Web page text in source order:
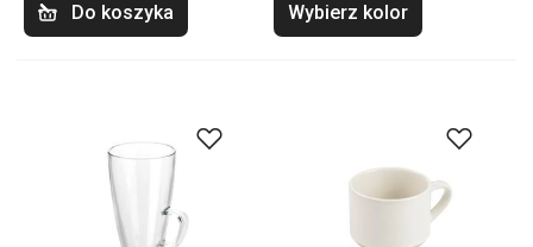
Do koszyka Wybierz kolor